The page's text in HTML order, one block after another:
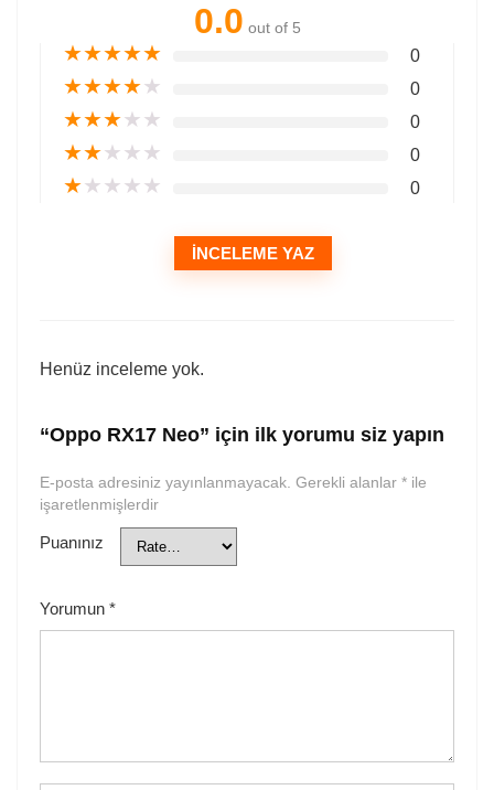
0.0 out of 5
★★★★★ 0
★★★★★ 0
★★★★★ 0
★★★★★ 0
★★★★★ 0
İNCELEME YAZ
Henüz inceleme yok.
“Oppo RX17 Neo” için ilk yorumu siz yapın
E-posta adresiniz yayınlanmayacak. Gerekli alanlar * ile
işaretlenmişlerdir
Puanınız
Yorumun *